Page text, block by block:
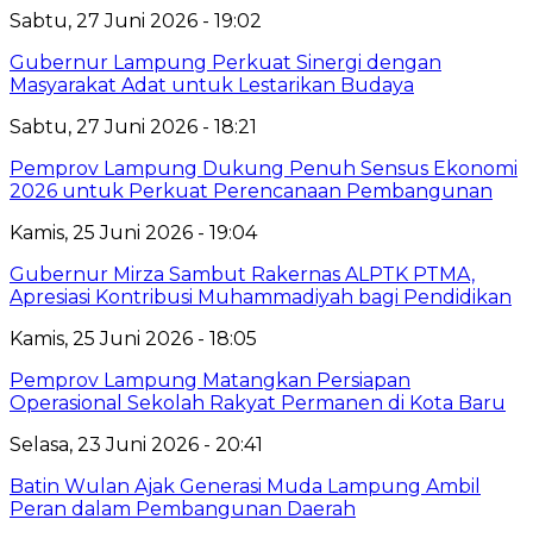
Sabtu, 27 Juni 2026 - 19:02
Gubernur Lampung Perkuat Sinergi dengan
Masyarakat Adat untuk Lestarikan Budaya
Sabtu, 27 Juni 2026 - 18:21
Pemprov Lampung Dukung Penuh Sensus Ekonomi
2026 untuk Perkuat Perencanaan Pembangunan
Kamis, 25 Juni 2026 - 19:04
Gubernur Mirza Sambut Rakernas ALPTK PTMA,
Apresiasi Kontribusi Muhammadiyah bagi Pendidikan
Kamis, 25 Juni 2026 - 18:05
Pemprov Lampung Matangkan Persiapan
Operasional Sekolah Rakyat Permanen di Kota Baru
Selasa, 23 Juni 2026 - 20:41
Batin Wulan Ajak Generasi Muda Lampung Ambil
Peran dalam Pembangunan Daerah